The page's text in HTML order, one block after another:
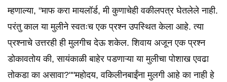
म्हणाल्या, "माफ करा मायलॉर्ड, मी कुणाचेही वकीलपत्र घेतलेले नाही.
परंतु काल या मुलीने स्वतःच एक प्रश्न उपस्थित केला आहे. त्या
प्रश्नाचे उत्तरही ही मुलगीच देऊ शकेल. शिवाय अजून एक प्रश्न
डोकावतोय की, सायंकाळी बाहेर पडणाऱ्या या मुलीचा पोशाख एवढा
तोकडा का असावा?""महोदय, वकिलीनबाईंना मुलगी आहे का नाही हे